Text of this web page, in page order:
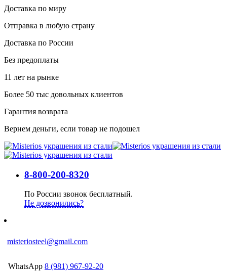
Доставка по миру
Отправка в любую страну
Доставка по России
Без предоплаты
11 лет на рынке
Более 50 тыс довольных клиентов
Гарантия возврата
Вернем деньги, если товар не подошел
8-800-200-8320
По России звонок бесплатный.
Не дозвонились?
misteriosteel@gmail.com
WhatsApp 8 (981) 967-92-20